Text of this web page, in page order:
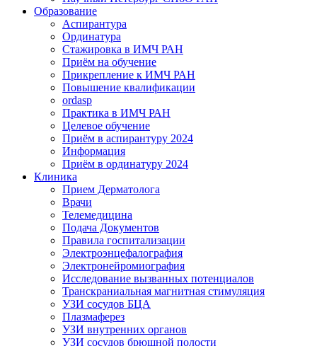
Образование
Аспирантура
Ординатура
Стажировка в ИМЧ РАН
Приём на обучение
Прикрепление к ИМЧ РАН
Повышение квалификации
ordasp
Практика в ИМЧ РАН
Целевое обучение
Приём в аспирантуру 2024
Информация
Приём в ординатуру 2024
Клиника
Прием Дерматолога
Врачи
Телемедицина
Подача Документов
Правила госпитализации
Электроэнцефалография
Электронейромиография
Исследование вызванных потенциалов
Транскраниальная магнитная стимуляция
УЗИ сосудов БЦА
Плазмаферез
УЗИ внутренних органов
УЗИ сосудов брюшной полости